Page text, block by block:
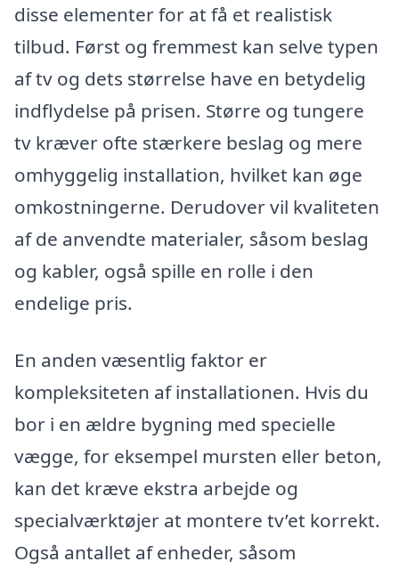
disse elementer for at få et realistisk
tilbud. Først og fremmest kan selve typen
af tv og dets størrelse have en betydelig
indflydelse på prisen. Større og tungere
tv kræver ofte stærkere beslag og mere
omhyggelig installation, hvilket kan øge
omkostningerne. Derudover vil kvaliteten
af de anvendte materialer, såsom beslag
og kabler, også spille en rolle i den
endelige pris.
En anden væsentlig faktor er
kompleksiteten af installationen. Hvis du
bor i en ældre bygning med specielle
vægge, for eksempel mursten eller beton,
kan det kræve ekstra arbejde og
specialværktøjer at montere tv’et korrekt.
Også antallet af enheder, såsom